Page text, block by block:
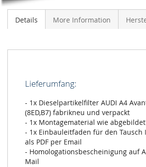
A4
Avant
1.9
Details More Information
Lieferumfang:
- 1x Dieselpartikelfilter AUDI A4
(8ED,B7) fabrikneu und verpackt
- 1x Montagematerial wie
- 1x Einbauleitfaden für den Tausch
als PDF per Email
- Homologationsbescheinigung auf
Mail